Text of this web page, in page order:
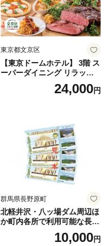
東京都文京区
【東京ドームホテル】 3階 ス
ーパーダイニング リラッサ
ランチブッフェ お食事券 大
人1名様分 関東 東京 ご利用
24,000円
群馬県長野原町
北軽井沢・八ッ場ダム周辺ほ
か町内各所で利用可能な長野
原町ふるさと感謝券（3,000
円分）【トラベル 観光 旅行
10,000円